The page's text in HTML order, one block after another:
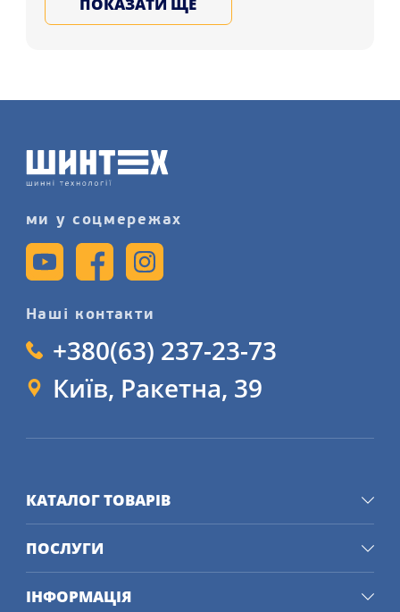
Маріуполь , а також у будь-які
ми у соцмережах
Наші контакти
+380(63) 237-23-73
Київ, Ракетна, 39
КАТАЛОГ ТОВАРІВ
ПОСЛУГИ
ІНФОРМАЦІЯ